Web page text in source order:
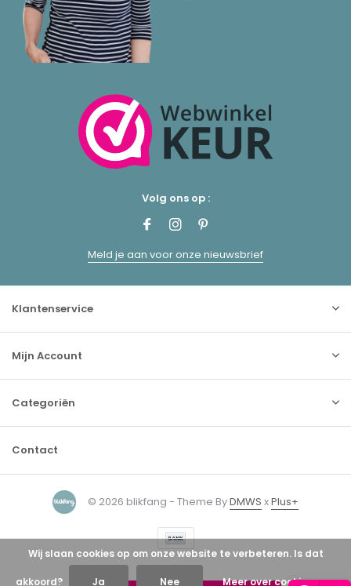
Volg ons op :
Meld je aan voor onze nieuwsbrief
Klantenservice
Mijn Account
Categoriën
Contact
© 2026 blikfang - Theme ByDMWS xPlus+
Wij slaan cookies op om onze website te verbeteren. Is dat
akkoord? Ja Nee Meer over cookies »